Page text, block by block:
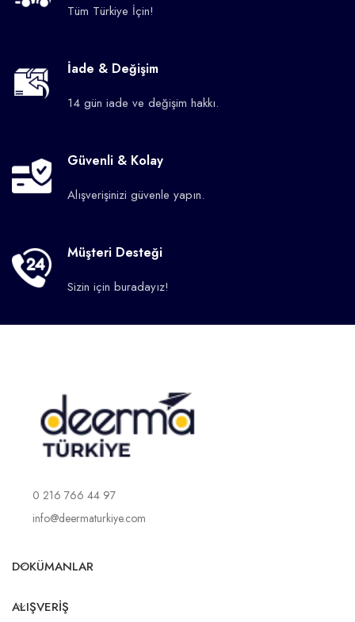
Tüm Türkiye İçin!
İade & Değişim
14 gün iade ve değişim hakkı.
Güvenli & Kolay
Alışverişinizi güvenle yapın.
Müşteri Desteği
Sizin için buradayız!
0 216 766 44 97
info@deermaturkiye.com
DOKÜMANLAR
ALIŞVERIŞ